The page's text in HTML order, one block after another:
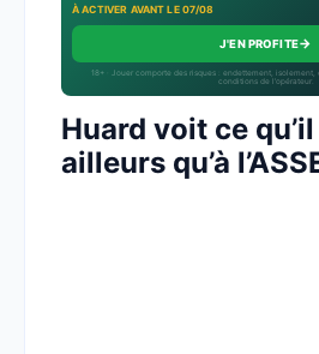
À ACTIVER AVANT LE 07/08
J'EN PROFITE→
18+ · Jouer comporte des risques : endettement,
conditions de l’opérateur.
Huard voit ce
ailleurs qu’à